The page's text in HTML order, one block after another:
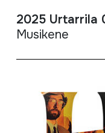
2025 Urtarrila
Musikene